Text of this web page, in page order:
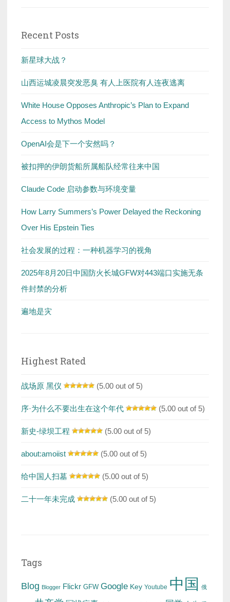
Recent Posts
新星球大战？
山西运城凌晨突发恶臭 有人上医院有人连夜逃离
White House Opposes Anthropic’s Plan to Expand
Access to Mythos Model
OpenAI会是下一个安然吗？
被扣押的伊朗货船所属船队经常往来中国
Claude Code 启动参数与环境变量
How Larry Summers’s Power Delayed the Reckoning
Over His Epstein Ties
社会发展的过程：一种机器学习的视角
2025年8月20日中国防火长城GFW对443端口实施无条
件封禁的分析
遍地是灾
Highest Rated
战场原 黑仪 (5.00 out of 5)
序·为什么不要出生在这个年代 (5.00 out of 5)
新史-绿坝工程 (5.00 out of 5)
about:amoiist (5.00 out of 5)
给中国人扫墓 (5.00 out of 5)
二十一年未完成 (5.00 out of 5)
Tags
Blog Blogger Flickr GFW Google Key Youtube 中国 俄